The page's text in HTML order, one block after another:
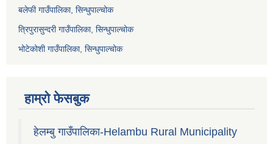
बलेफी गाउँपालिका, सिन्धुपाल्चोक
त्रिपुरासुन्दरी गाउँपालिका, सिन्धुपाल्चोक
भोटेकोशी गाउँपालिका, सिन्धुपाल्चोक
हाम्रो फेसबुक
हेलम्बु गाउँपालिका-Helambu Rural Municipality